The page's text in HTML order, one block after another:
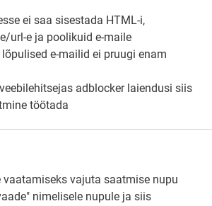
ei saa sisestada HTML-i,
url-e ja poolikuid e-maile
e-mailid ei pruugi enam
adblocker laiendusi siis
töötada
vaatamiseks vajuta saatmise nupu
nimelisele nupule ja siis